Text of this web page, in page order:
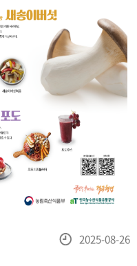
등
2025-08-26